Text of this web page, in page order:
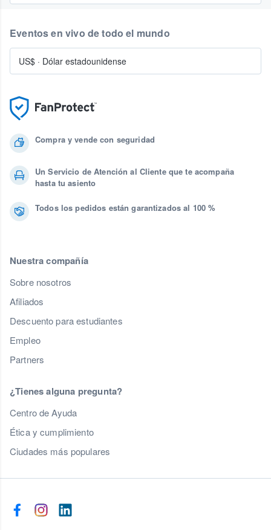
Compra y vende con seguridad
Un Servicio de Atención al Cliente que te acompaña
hasta tu asiento
Todos los pedidos están garantizados al 100 %
Nuestra compañía
Sobre nosotros
Afiliados
Descuento para estudiantes
Empleo
Partners
¿Tienes alguna pregunta?
Centro de Ayuda
Ética y cumplimiento
Ciudades más populares
Eventos en vivo de todo el mundo
US$ · Dólar estadounidense